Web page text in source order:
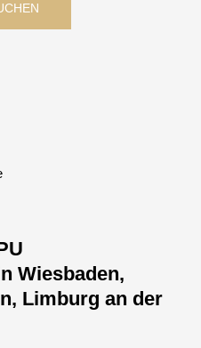
Wiesbaden,
Limburg an der